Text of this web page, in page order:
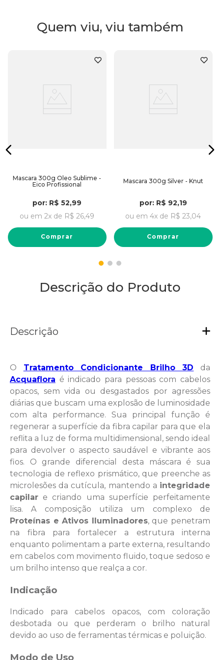
Oferece
maciez extrema e desembaraço facilitado.
Quem viu, viu também
Mascara 300g Oleo Sublime -
Eico Profissional
por: R$ 52,99
ou em 2x de R$ 26,49
Comprar
Mascara 300g Silver - Knut
por: R$ 92,19
ou em 4x de R$ 23,04
Comprar
Descrição do Produto
Descrição
O Tratamento Condicionante Brilho 3D da
Acquaflora é indicado para pessoas com cabelos
opacos, sem vida ou desgastados por agressões
diárias que buscam uma explosão de luminosidade
com alta performance. Sua principal função é
regenerar a superfície da fibra capilar para que ela
reflita a luz de forma multidimensional, sendo ideal
para devolver o aspecto saudável e vibrante aos
fios. O grande diferencial desta máscara é sua
tecnologia de reflexo prismático, que preenche as
microlesões da cutícula, mantendo a integridade
capilar e criando uma superfície perfeitamente
lisa. A composição utiliza um complexo de
Proteínas e Ativos Iluminadores, que penetram
na fibra para fortalecer a estrutura interna
enquanto polimentam a parte externa, resultando
em cabelos com movimento fluido, toque sedoso e
um brilho intenso que realça a cor.
Indicação
Indicado para cabelos opacos, com coloração
desbotada ou que perderam o brilho natural
devido ao uso de ferramentas térmicas e poluição.
Modo de Uso